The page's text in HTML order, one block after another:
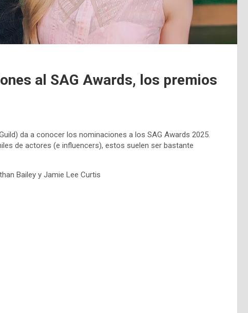
al SAG Awards, los premios
da a conocer los nominaciones a los SAG Awards 2025.
de actores (e influencers), estos suelen ser bastante
Bailey y Jamie Lee Curtis